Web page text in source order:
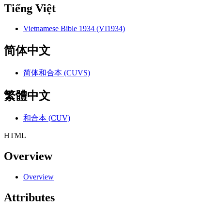
Tiếng Việt
Vietnamese Bible 1934 (VI1934)
简体中文
简体和合本 (CUVS)
繁體中文
和合本 (CUV)
HTML
Overview
Overview
Attributes